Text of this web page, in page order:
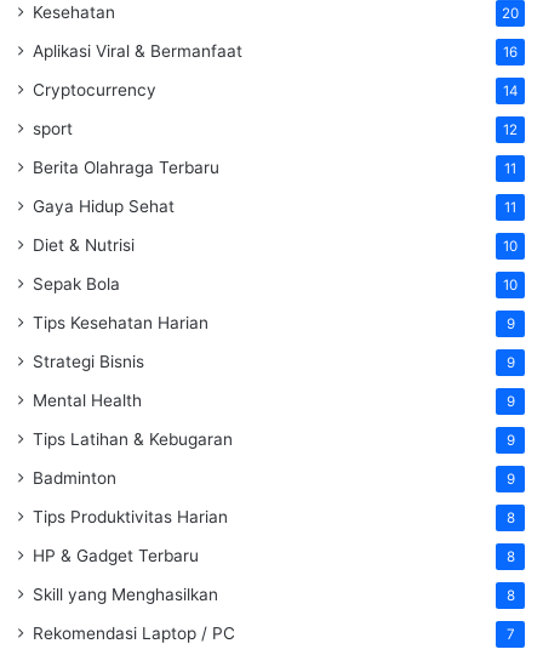
Kesehatan 20
Aplikasi Viral & Bermanfaat 16
Cryptocurrency 14
sport 12
Berita Olahraga Terbaru 11
Gaya Hidup Sehat 11
Diet & Nutrisi 10
Sepak Bola 10
Tips Kesehatan Harian 9
Strategi Bisnis 9
Mental Health 9
Tips Latihan & Kebugaran 9
Badminton 9
Tips Produktivitas Harian 8
HP & Gadget Terbaru 8
Skill yang Menghasilkan 8
Rekomendasi Laptop / PC 7